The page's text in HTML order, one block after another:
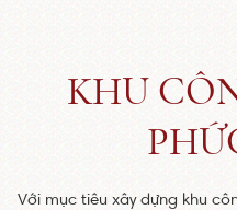
KHU
Với mục tiêu xây dựng khu